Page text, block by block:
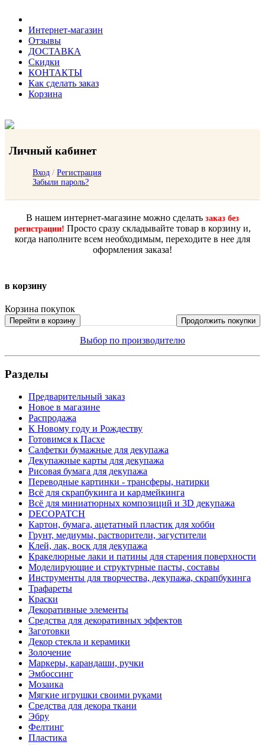
Интернет-магазин
Отзывы
ДОСТАВКА
Скидки
КОНТАКТЫ
Как сделать заказ
Корзина
Личный кабинет
Вход / Регистрация
Забыли пароль?
В нашем интернет-магазине можно сделать заказ без
регистрации! Просто сразу складывайте товар в корзину и,
когда наполните всем необходимым, переходите в нее для
оформления заказа!
в корзину
Корзина покупок
Перейти в корзину Продолжить покупки
Выбор по производителю
Разделы
Предварительный заказ
Новое в магазине
Распродажа
К Новому году и Рождеству
Готовимся к Пасхе
Салфетки бумажные для декупажа
Декупажные карты для декупажа
Рисовая бумага для декупажа
Переводные картинки - трансферы, натирки
Всё для скрапбукинга и кардмейкинга
Всё для миниатюрных композиций и 3D декупажа
DECOPATCH
Картон, бумага, ацетатный пластик для хобби
Грунт, медиумы, растворители, загустители
Клей, лак, воск для декупажа
Кракелюрные лаки и патины для старения поверхности
Моделирующие и структурные пасты, составы
Инструменты для творчества, декупажа, скрапбукинга
Трафареты
Краски
Декоративные элементы
Средства для декоративных эффектов
Заготовки
Декор стекла и керамики
Золочение
Маркеры, карандаши, ручки
Эмбоссинг
Мозаика
Мягкие игрушки своими руками
Средства для декора ткани
Эбру
Фелтинг
Пластика